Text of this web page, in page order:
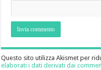
Questo sito utilizza Akismet per
elaborati i dati derivati dai